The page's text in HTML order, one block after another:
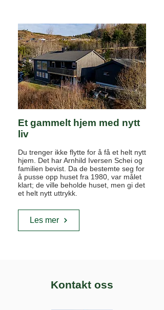
Et gammelt hjem med nytt
liv
Du trenger ikke flytte for å få et helt nytt
hjem. Det har Arnhild Iversen Schei og
familien bevist. Da de bestemte seg for
å pusse opp huset fra 1980, var målet
klart; de ville beholde huset, men gi det
et helt nytt uttrykk.
Les mer
Kontakt oss